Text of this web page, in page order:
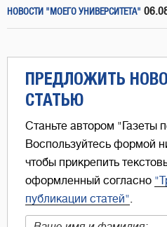
НОВОСТИ "МОЕГО УНИВЕРСИТЕТА"
ПРЕДЛОЖИТЬ
СТАТЬЮ
Станьте автором "Газеты
Воспользуйтесь формой
чтобы прикрепить
оформленный согласно
публикации статей".